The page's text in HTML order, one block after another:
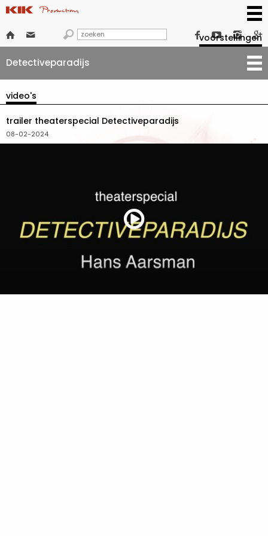
      
voorstellingen
Detectiveparadijs
video's
trailer theaterspecial Detectiveparadijs
08-02-2024